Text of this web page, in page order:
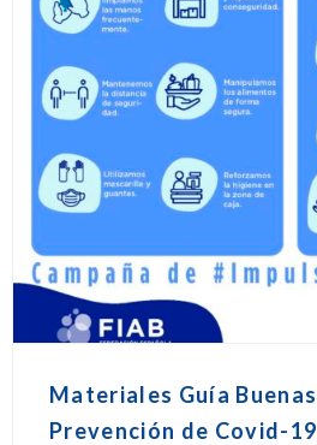
Materiales Guía
Prevención de Covid-